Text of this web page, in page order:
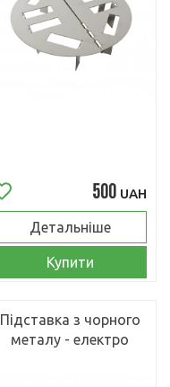
500 UAH
Детальніше
Купити
Підставка з чорного
металу - електро